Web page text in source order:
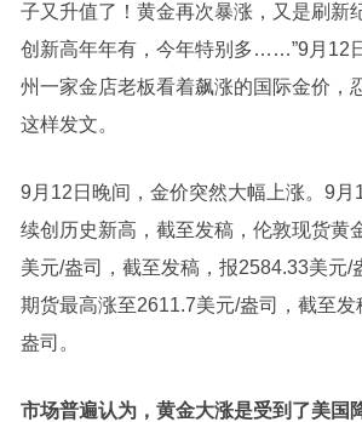
子又升值了！黄金再次暴涨，又是刷新
创新高年年有，今年特别多……”9月12
州一家金店老板看着飙涨的国际金价，
这样发文。
9月12日晚间，金价突然大幅上涨。9月
续创历史新高，截至发稿，伦敦现货黄
美元/盎司，截至发稿，报2584.33美元/
期货最高涨至2611.7美元/盎司，截至
盎司。
市场普遍认为，黄金大涨是受到了美国